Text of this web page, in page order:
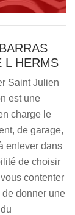
L HERMS
Saint Julien
est une
charge le
de garage,
enlever dans
de choisir
contenter
donner une